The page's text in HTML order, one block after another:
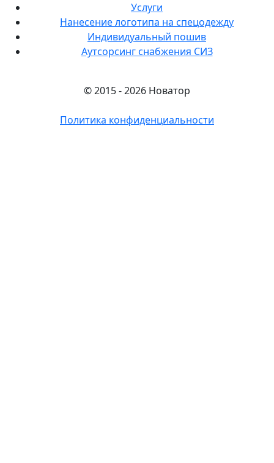
Услуги
Нанесение логотипа на спецодежду
Индивидуальный пошив
Аутсорсинг снабжения СИЗ
© 2015 - 2026 Новатор
Политика конфиденциальности